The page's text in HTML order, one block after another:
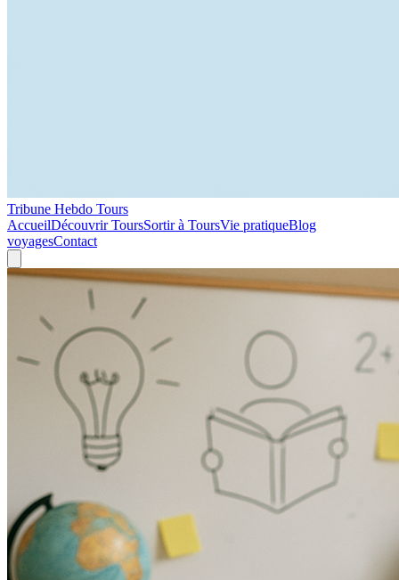
Tribune Hebdo Tours
AccueilDécouvrir ToursSortir à ToursVie pratiqueBlog
voyagesContact